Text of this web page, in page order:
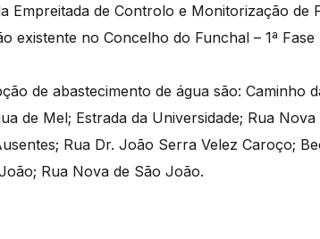
Empreitada de Controlo e Monitorização de
existente no Concelho do Funchal – 1ª
de abastecimento de água são: Caminho
de Mel; Estrada da Universidade; Rua
Rua Dr. João Serra Velez Caroço;
Rua Nova de São João.